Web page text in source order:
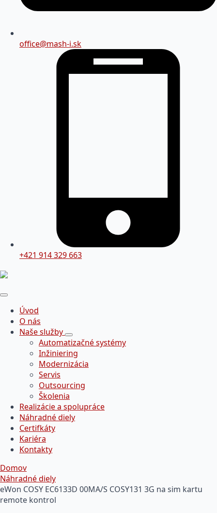
office@mash-i.sk
+421 914 329 663
Úvod
O nás
Naše služby
Automatizačné systémy
Inžiniering
Modernizácia
Servis
Outsourcing
Školenia
Realizácie a spolupráce
Náhradné diely
Certifkáty
Kariéra
Kontakty
Domov
Náhradné diely
eWon COSY EC6133D 00MA/S COSY131 3G na sim kartu
remote kontrol